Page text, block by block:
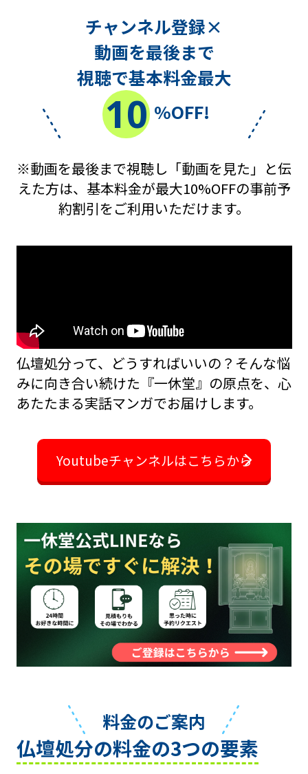
チャンネル登録×
動画を最後まで
視聴で基本料金最大
10 %OFF!
※動画を最後まで視聴し「動画を見た」と伝
えた方は、基本料金が最大10%OFFの事前予
約割引をご利用いただけます。
仏壇処分って、どうすればいいの？――そんな悩
みに向き合い続けた『一休堂』の原点を、 心
あたたまる実話マンガでお届けします。
Youtubeチャンネルはこちらから
料金のご案内
仏壇処分の料金の3つの要素